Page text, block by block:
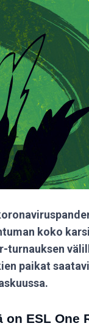
koko
turnauksen
paikat
on ESL One